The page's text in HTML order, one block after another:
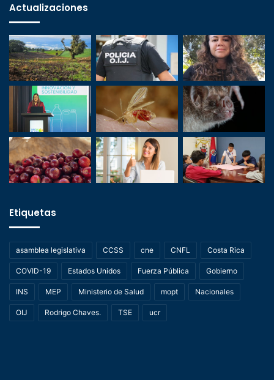
Actualizaciones
Etiquetas
asamblea legislativa CCSS cne CNFL Costa Rica
COVID-19 Estados Unidos Fuerza Pública Gobierno
INS MEP Ministerio de Salud mopt Nacionales
OIJ Rodrigo Chaves. TSE ucr